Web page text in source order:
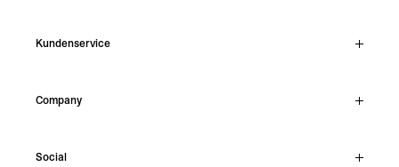
Kundenservice
Support Hub
Make A Return
Company
Social